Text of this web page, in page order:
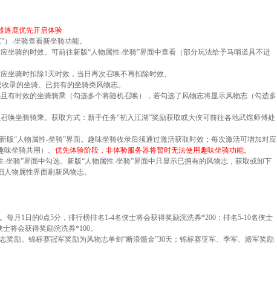
逐鹿优先开启体验
-坐骑查看新坐骑功能。
坐骑的时效。可前往新版“人物属性-坐骑”界面中查看（部分玩法给予马哨道具不进
坐骑时扣除1天时效，当日再次召唤不再扣除时效。
录的坐骑、已拥有的坐骑类风物志。
有时效的坐骑骑乘（勾选多个将随机召唤），若勾选了风物志将显示风物志（勾选多
唤坐骑骑乘。获取方式：新手任务“初入江湖”奖励获取或大侠可前往各地武馆师傅处
版“人物属性-坐骑”界面。趣味坐骑收录后须通过激活获取时效；每次激活可增加对应
坐骑共用）。 优先体验阶段，非体验服务器将暂时无法使用趣味坐骑功能。
坐骑”界面中勾选。新版“人物属性-坐骑”界面中只显示已拥有的风物志，获取或卸下
物属性界面刷新风物志。
每月1日的0点5分，排行榜排名1-4名侠士将会获得奖励浣洗券*200；排名5-10名侠士
将会获得奖励浣洗券*100。
奖励。锦标赛冠军奖励为风物志单剑“断浪髓金”30天；锦标赛亚军、季军、殿军奖励